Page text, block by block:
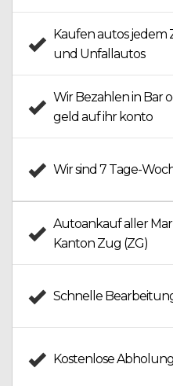
Kaufen autos jedem
und Unfallautos
WirBezahlen in Bar
geld auf ihr konto
Wir sind 7 Tage-
Autoankauf aller
Kanton Zug (ZG)
Schnelle
Kostenlose Abholung